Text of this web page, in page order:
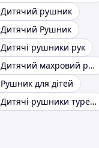
Дитячий рушник
Дитячий Рушник
Дитячі рушники рук
Дитячий махровий рушник
Рушник для дітей
Дитячі рушники туреччина